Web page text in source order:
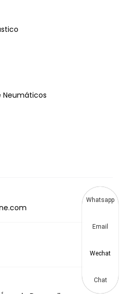
Neumáticos
Whatsapp
Email
Wechat
Chat